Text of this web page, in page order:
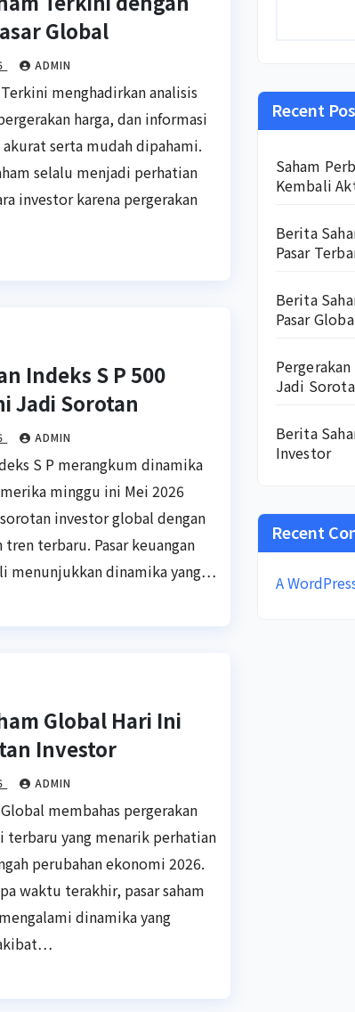
Global
ADMIN
menghadirkan analisis
harga, dan informasi
akurat serta mudah dipahami.
selalu menjadi perhatian
investor karena pergerakan
Indeks S P 500
Jadi Sorotan
ADMIN
S P merangkum dinamika
minggu ini Mei 2026
investor global dengan
terbaru. Pasar keuangan
menunjukkan dinamika yang…
Global Hari Ini
Investor
ADMIN
membahas pergerakan
terbaru yang menarik perhatian
perubahan ekonomi 2026.
waktu terakhir, pasar saham
dinamika yang
Recent
Saham
Kembali
Berita
Pasar
Berita
Pasar
Jadi
Berita
Investor
Recent
A